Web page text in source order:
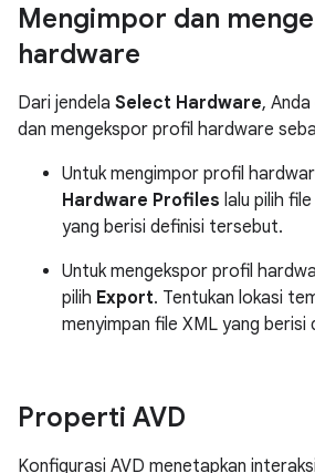
Mengimpor dan
hardware
Dari jendela Select Hardware,
dan mengekspor profil hardware
Untuk mengimpor profil
Hardware Profiles lalu pilih
yang berisi definisi tersebut.
Untuk mengekspor profil
pilih Export. Tentukan lokasi
menyimpan file XML yang berisi
Properti AVD
Konfigurasi AVD menetapkan